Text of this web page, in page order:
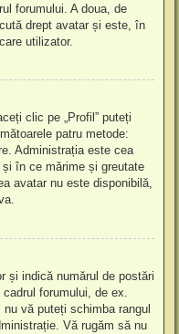
forumului. A doua, de
drept avatar și este, în
utilizator.
clic pe „Profil” puteți
patru metode:
Administrația este cea
în ce mărime și greutate
avatar nu este disponibilă,
și indică numărul de postări
forumului, de ex.
vă puteți schimba rangul
Vă rugăm să nu